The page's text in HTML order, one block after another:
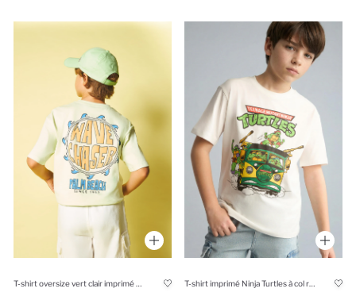
T-shirt oversize vert clair imprimé safari au dos à col rond et manches courtes pour garçon T-shirt imprimé Ninja Turtles à col rond et manches courtes Coupe régulière pour garçon